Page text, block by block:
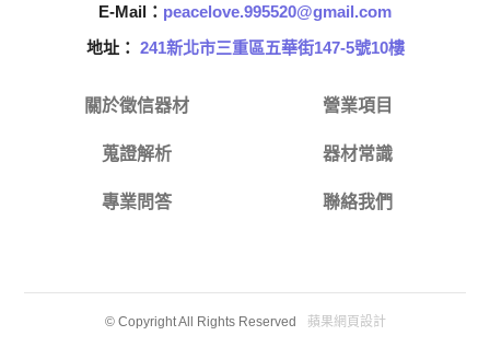
E-Mail： peacelove.995520@gmail.com
地址： 241新北市三重區五華街147-5號10樓
關於徵信器材 營業項目
蒐證解析 器材常識
專業問答 聯絡我們
© Copyright All Rights Reserved 蘋果網頁設計